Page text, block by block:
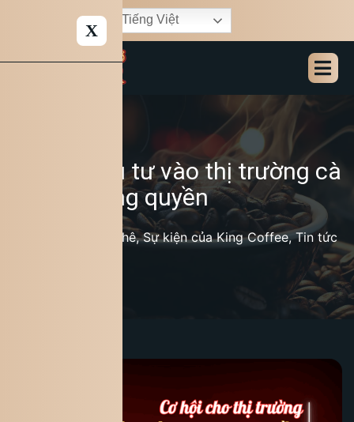
Tiếng Việt
X
Cơ hội đầu tư vào thị trường cà
phê nhượng quyền
Kiến thức cà phê,Sự kiện của King Coffee,Tin tức